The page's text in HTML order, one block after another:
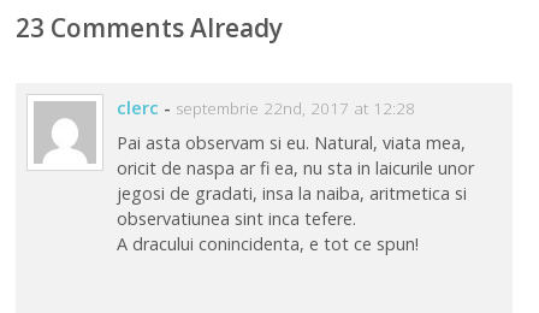
23 Comments Already
clerc - septembrie 22nd, 2017 at 12:28
Pai asta observam si eu. Natural, viata mea,
oricit de naspa ar fi ea, nu sta in laicurile unor
jegosi de gradati, insa la naiba, aritmetica si
observatiunea sint inca tefere.
A dracului conincidenta, e tot ce spun!